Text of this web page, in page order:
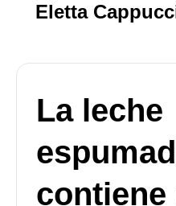
Eletta
La leche
contiene